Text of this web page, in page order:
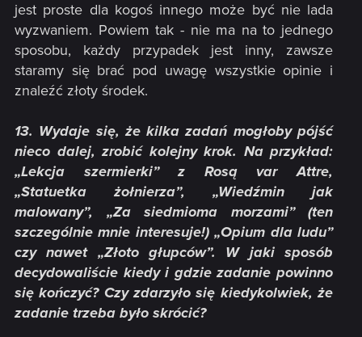
jest proste dla kogoś innego może być nie lada
wyzwaniem. Powiem tak - nie ma na to jednego
sposobu, każdy przypadek jest inny, zawsze
staramy się brać pod uwagę wszystkie opinie i
znaleźć złoty środek.
13. Wydaje się, że kilka zadań mogłoby pójść
nieco dalej, zrobić kolejny krok. Na przykład:
„Lekcja szermierki” z Rosą var Attre,
„Statuetka żołnierza”, „Wiedźmin jak
malowany”, „Za siedmioma morzami” (ten
szczególnie mnie interesuje!) „Opium dla ludu”
czy nawet „Złoto głupców”. W jaki sposób
decydowaliście kiedy i gdzie zadanie powinno
się kończyć? Czy zdarzyło się kiedykolwiek, że
zadanie trzeba było skrócić?